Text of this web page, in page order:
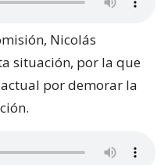
Nicolás
situación, por la que
por demorar la